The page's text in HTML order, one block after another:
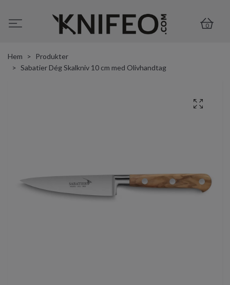
0
Hem
Produkter
Sabatier Dég Skalkniv 10 cm med Olivhandtag